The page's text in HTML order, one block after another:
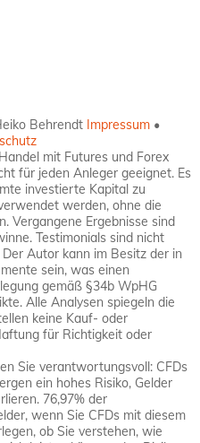
Behrendt Impressum•
mit Futures und Forex
für jeden Anleger geeignet. Es
investierte Kapital zu
werden, ohne die
Vergangene Ergebnisse sind
Testimonials sind nicht
Autor kann im Besitz der in
sein, was einen
gemäß §34b WpHG
Alle Analysen spiegeln die
keine Kauf- oder
für Richtigkeit oder
Sie verantwortungsvoll: CFDs
ein hohes Risiko, Gelder
76,97% der
wenn Sie CFDs mit diesem
ob Sie verstehen, wie